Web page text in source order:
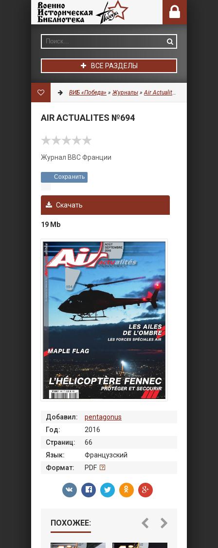
ВСЕ РАЗДЕЛЫ
ВИБ «Победа» »Журналы »Air Actualites
AIR ACTUALITES №694
Журнал ВВС Франции
Сохранить
Скачать
19 Mb
Добавил:
pentagonus
Год:
2016
Страниц:
66
Язык:
Французский
Формат:
PDF
ПОХОЖЕЕ: